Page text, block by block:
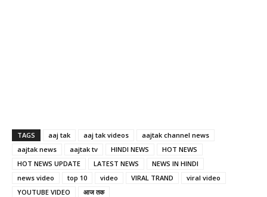
TAGS aaj tak aaj tak videos
aajtak channel news
aajtak news
aajtak tv HINDI NEWS
HOT NEWS
HOT NEWS UPDATE
LATEST NEWS
NEWS IN HINDI
news video
top 10 video VIRAL TRAND
viral video
YOUTUBE VIDEO
आज तक